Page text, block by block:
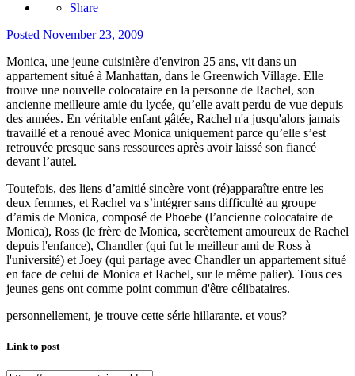
Share
Posted November 23, 2009
Monica, une jeune cuisinière d'environ 25 ans, vit dans un
appartement situé à Manhattan, dans le Greenwich Village. Elle
trouve une nouvelle colocataire en la personne de Rachel, son
ancienne meilleure amie du lycée, qu’elle avait perdu de vue depuis
des années. En véritable enfant gâtée, Rachel n'a jusqu'alors jamais
travaillé et a renoué avec Monica uniquement parce qu’elle s’est
retrouvée presque sans ressources après avoir laissé son fiancé
devant l’autel.
Toutefois, des liens d’amitié sincère vont (ré)apparaître entre les
deux femmes, et Rachel va s’intégrer sans difficulté au groupe
d’amis de Monica, composé de Phoebe (l’ancienne colocataire de
Monica), Ross (le frère de Monica, secrètement amoureux de Rachel
depuis l'enfance), Chandler (qui fut le meilleur ami de Ross à
l'université) et Joey (qui partage avec Chandler un appartement situé
en face de celui de Monica et Rachel, sur le même palier). Tous ces
jeunes gens ont comme point commun d'être célibataires.
personnellement, je trouve cette série hillarante. et vous?
Link to post